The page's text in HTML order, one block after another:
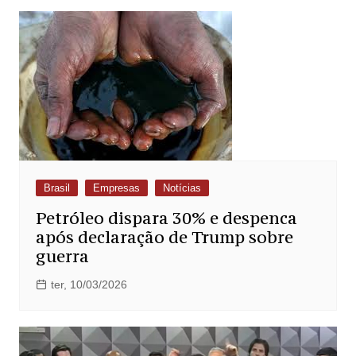
Brasil Empresas Notícias
Petróleo dispara 30% e despenca
após declaração de Trump sobre
guerra
ter, 10/03/2026